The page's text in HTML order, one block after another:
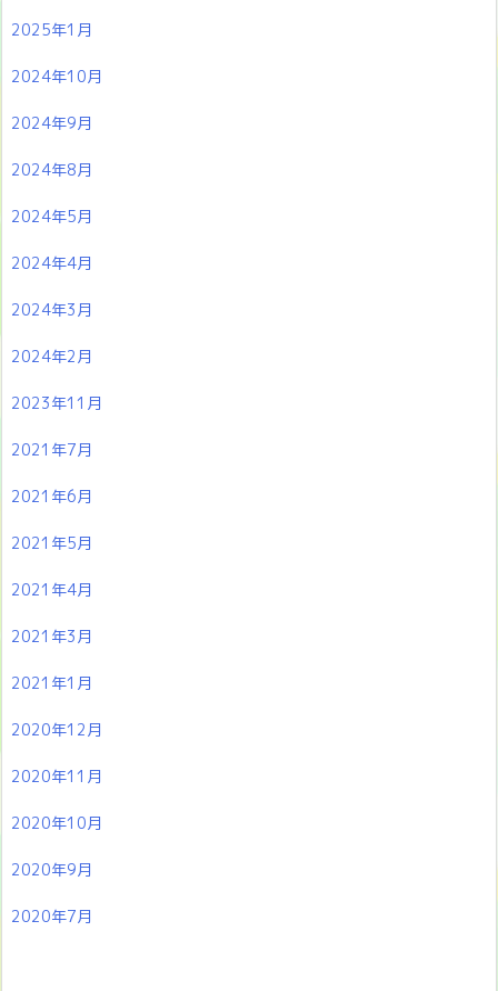
2025年1月
2024年10月
2024年9月
2024年8月
2024年5月
2024年4月
2024年3月
2024年2月
2023年11月
2021年7月
2021年6月
2021年5月
2021年4月
2021年3月
2021年1月
2020年12月
2020年11月
2020年10月
2020年9月
2020年7月